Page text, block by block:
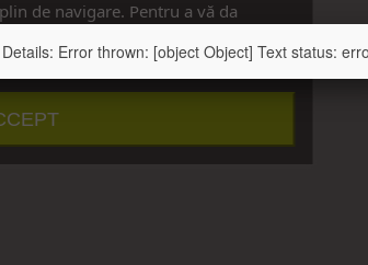
15% DIN PRETUL AFISAT
de navigare. Pentru a vă da
urile
Error thrown: [object Object] Text status: